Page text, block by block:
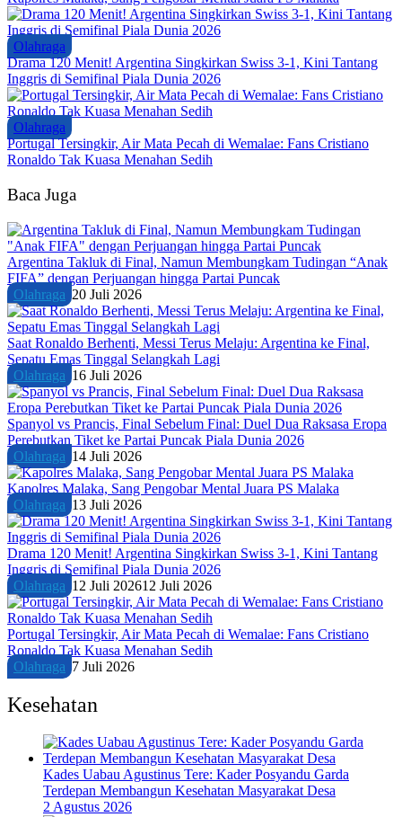
Olahraga
Drama 120 Menit! Argentina Singkirkan Swiss 3-1, Kini Tantang
Inggris di Semifinal Piala Dunia 2026
Olahraga
Portugal Tersingkir, Air Mata Pecah di Wemalae: Fans Cristiano
Ronaldo Tak Kuasa Menahan Sedih
Baca Juga
Argentina Takluk di Final, Namun Membungkam Tudingan “Anak
FIFA” dengan Perjuangan hingga Partai Puncak
Olahraga 20 Juli 2026
Saat Ronaldo Berhenti, Messi Terus Melaju: Argentina ke Final,
Sepatu Emas Tinggal Selangkah Lagi
Olahraga 16 Juli 2026
Spanyol vs Prancis, Final Sebelum Final: Duel Dua Raksasa Eropa
Perebutkan Tiket ke Partai Puncak Piala Dunia 2026
Olahraga 14 Juli 2026
Kapolres Malaka, Sang Pengobar Mental Juara PS Malaka
Olahraga 13 Juli 2026
Drama 120 Menit! Argentina Singkirkan Swiss 3-1, Kini Tantang
Inggris di Semifinal Piala Dunia 2026
Olahraga 12 Juli 202612 Juli 2026
Portugal Tersingkir, Air Mata Pecah di Wemalae: Fans Cristiano
Ronaldo Tak Kuasa Menahan Sedih
Olahraga 7 Juli 2026
Kesehatan
Kades Uabau Agustinus Tere: Kader Posyandu Garda
Terdepan Membangun Kesehatan Masyarakat Desa
2 Agustus 2026